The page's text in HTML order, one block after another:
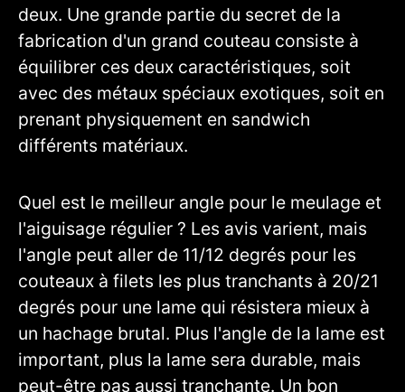
deux. Une grande partie du secret de la
fabrication d'un grand couteau consiste à
équilibrer ces deux caractéristiques, soit
avec des métaux spéciaux exotiques, soit en
prenant physiquement en sandwich
différents matériaux.
Quel est le meilleur angle pour le meulage et
l'aiguisage régulier ? Les avis varient, mais
l'angle peut aller de 11/12 degrés pour les
couteaux à filets les plus tranchants à 20/21
degrés pour une lame qui résistera mieux à
un hachage brutal. Plus l'angle de la lame est
important, plus la lame sera durable, mais
peut-être pas aussi tranchante. Un bon